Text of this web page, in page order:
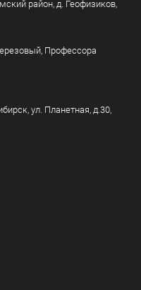
район, д. Геофизиков,
Профессора
ул. Планетная, д.30,